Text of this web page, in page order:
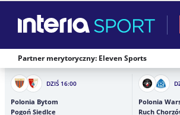
Partner merytoryczny: Eleven Sports
DZIŚ 16:00
Polonia Bytom
Pogoń Siedlce
Polonia
Ruch